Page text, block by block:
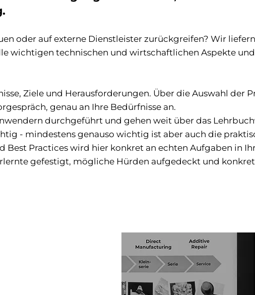
oder auf externe Dienstleister zurückgreifen? Wir
wichtigen technischen und wirtschaftlichen Aspekte
Ziele und Herausforderungen. Über die Auswahl der
genau an Ihre Bedürfnisse an.
durchgeführt und gehen weit über das
- mindestens genauso wichtig ist aber auch die
Best Practices wird hier konkret an echten Aufgaben in
gefestigt, mögliche Hürden aufgedeckt und